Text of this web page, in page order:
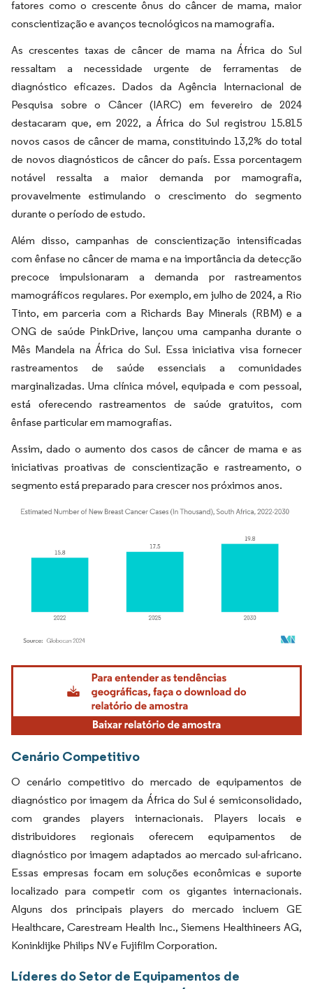
fatores como o crescente ônus do câncer de mama, maior
conscientização e avanços tecnológicos na mamografia.
As crescentes taxas de câncer de mama na África do Sul
ressaltam a necessidade urgente de ferramentas de
diagnóstico eficazes. Dados da Agência Internacional de
Pesquisa sobre o Câncer (IARC) em fevereiro de 2024
destacaram que, em 2022, a África do Sul registrou 15.815
novos casos de câncer de mama, constituindo 13,2% do total
de novos diagnósticos de câncer do país. Essa porcentagem
notável ressalta a maior demanda por mamografia,
provavelmente estimulando o crescimento do segmento
durante o período de estudo.
Além disso, campanhas de conscientização intensificadas
com ênfase no câncer de mama e na importância da detecção
precoce impulsionaram a demanda por rastreamentos
mamográficos regulares. Por exemplo, em julho de 2024, a Rio
Tinto, em parceria com a Richards Bay Minerals (RBM) e a
ONG de saúde PinkDrive, lançou uma campanha durante o
Mês Mandela na África do Sul. Essa iniciativa visa fornecer
rastreamentos de saúde essenciais a comunidades
marginalizadas. Uma clínica móvel, equipada e com pessoal,
está oferecendo rastreamentos de saúde gratuitos, com
ênfase particular em mamografias.
Assim, dado o aumento dos casos de câncer de mama e as
iniciativas proativas de conscientização e rastreamento, o
segmento está preparado para crescer nos próximos anos.
Imagem © Mordor Intelligence. O reuso requer atribuição conforme CC BY 4.0.
Cenário Competitivo
O cenário competitivo do mercado de equipamentos de
diagnóstico por imagem da África do Sul é semiconsolidado,
com grandes players internacionais. Players locais e
distribuidores regionais oferecem equipamentos de
diagnóstico por imagem adaptados ao mercado sul-africano.
Essas empresas focam em soluções econômicas e suporte
localizado para competir com os gigantes internacionais.
Alguns dos principais players do mercado incluem GE
Healthcare, Carestream Health Inc., Siemens Healthineers AG,
Koninklijke Philips NV e Fujifilm Corporation.
Líderes do Setor de Equipamentos de